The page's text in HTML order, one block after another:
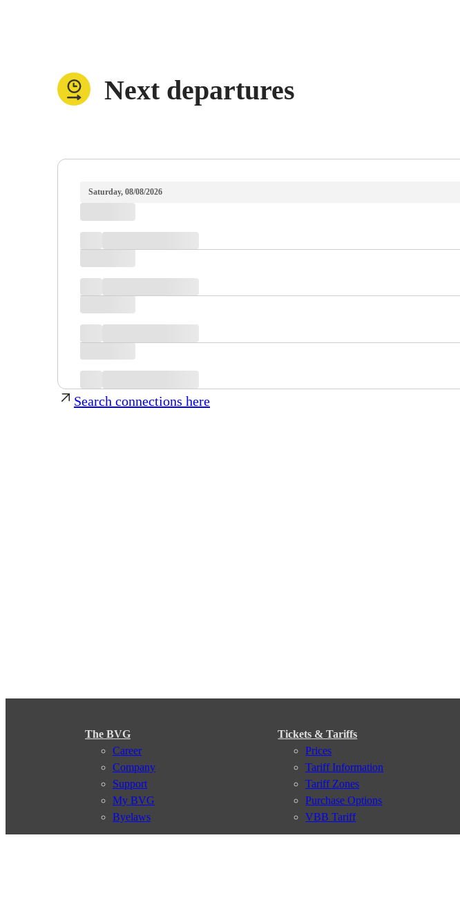
Next departures
Saturday, 08/08/2026
Search connections here
The BVG
Career
Company
Support
My BVG
Byelaws
Tickets & Tariffs
Prices
Tariff Information
Tariff Zones
Purchase Options
VBB Tariff